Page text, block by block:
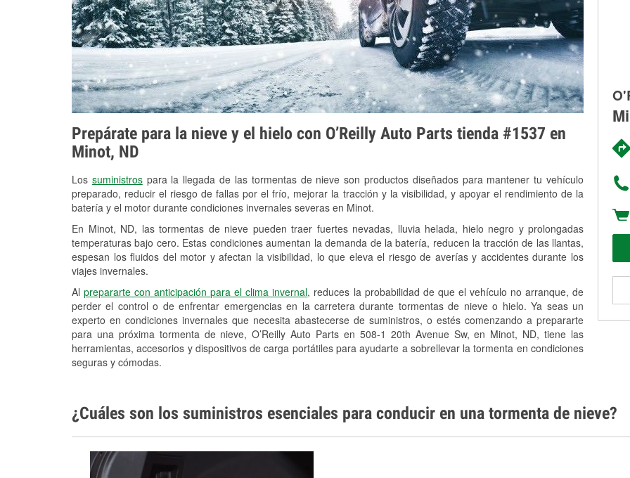
Prepárate para la nieve y el hielo con O’Reilly Auto Parts tienda #1537 en
Minot, ND
Los suministrospara la llegada de las tormentas de nieve son productos diseñados para mantener tu vehículo
preparado, reducir el riesgo de fallas por el frío, mejorar la tracción y la visibilidad, y apoyar el rendimiento de la
batería y el motor durante condiciones invernales severas en Minot.
En Minot, ND, las tormentas de nieve pueden traer fuertes nevadas, lluvia helada, hielo negro y prolongadas
temperaturas bajo cero. Estas condiciones aumentan la demanda de la batería, reducen la tracción de las llantas,
espesan los fluidos del motor y afectan la visibilidad, lo que eleva el riesgo de averías y accidentes durante los
viajes invernales.
Alprepararte con anticipación para el clima invernal, reduces la probabilidad de que el vehículo no arranque, de
perder el control o de enfrentar emergencias en la carretera durante tormentas de nieve o hielo. Ya seas un
experto en condiciones invernales que necesita abastecerse de suministros, o estés comenzando a prepararte
para una próxima tormenta de nieve, O’Reilly Auto Parts en 508-1 20th Avenue Sw, en Minot, ND, tiene las
herramientas, accesorios y dispositivos de carga portátiles para ayudarte a sobrellevar la tormenta en condiciones
seguras y cómodas.
¿Cuáles son los suministros esenciales para conducir en una tormenta de nieve?